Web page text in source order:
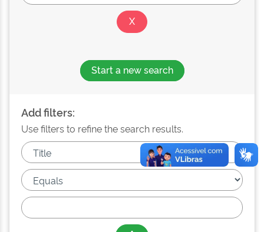
Start a new search
Add filters:
Use filters to refine the search results.